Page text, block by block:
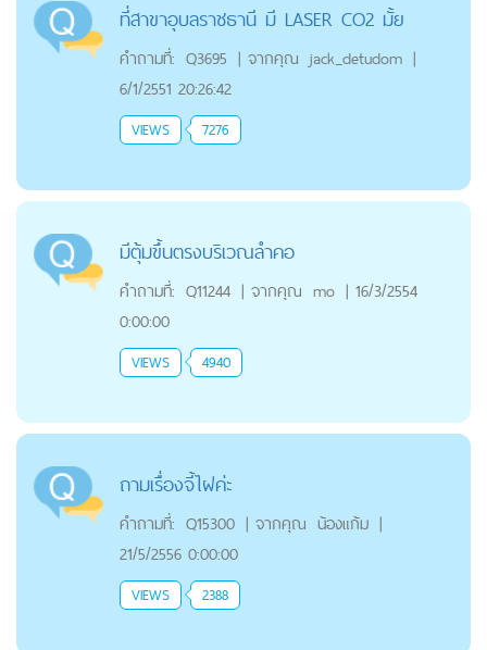
ที่สาขาอุบลราชธานี มี LASER CO2 มั้ย
คำถามที่: Q3695 | จากคุณ jack_detudom |
6/1/2551 20:26:42
VIEWS 7276
มีตุ้มขึ้นตรงบริเวณลำคอ
คำถามที่: Q11244 | จากคุณ mo | 16/3/2554
0:00:00
VIEWS 4940
ถามเรื่องจี้ไฝค่ะ
คำถามที่: Q15300 | จากคุณ น้องแก้ม |
21/5/2556 0:00:00
VIEWS 2388